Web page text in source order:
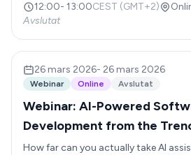
tar ansvar när den gör fel?
12:00- 13:00CEST (GMT+2)
Avslutat
26 mars 2026- 26 mars 2026
Webinar Online Avslutat
Webinar: AI-Powered
Development from the
How far can you actually take AI